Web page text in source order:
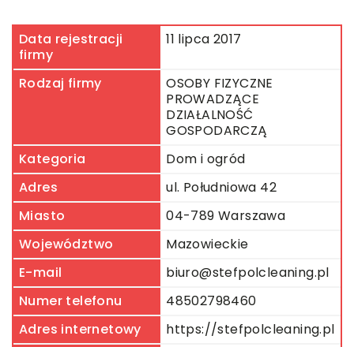
Data rejestracji
firmy
11 lipca 2017
Rodzaj firmy
OSOBY FIZYCZNE
PROWADZĄCE
DZIAŁALNOŚĆ
GOSPODARCZĄ
Kategoria
Dom i ogród
Adres
ul. Południowa 42
Miasto
04-789 Warszawa
Województwo
Mazowieckie
E-mail
biuro@stefpolcleaning.pl
Numer telefonu
48502798460
Adres internetowy
https://stefpolcleaning.pl